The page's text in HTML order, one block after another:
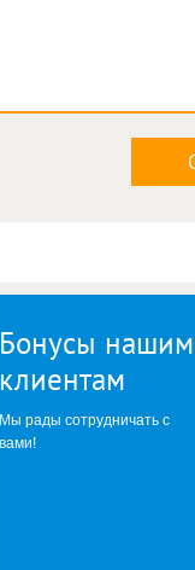
Бонусы нашим
клиентам
Мы рады сотрудничать с
вами!